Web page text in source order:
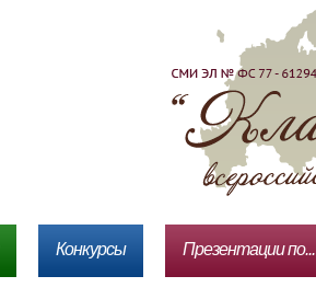
Конкурсы Презентации по...